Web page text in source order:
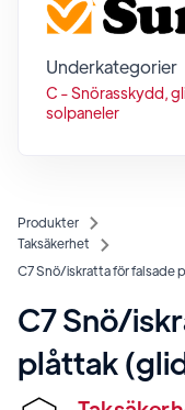
Produkter
Taksäkerhet
C7 Snö/iskratta för falsade
C7 Snö/
plåttak
Underkategorier
C - Snörasskydd,
solpaneler